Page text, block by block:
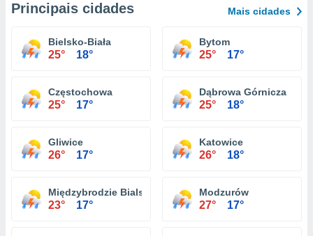
Principais cidades Mais cidades
Bielsko-Biała
25° 18°
Bytom
25° 17°
Częstochowa
25° 17°
Dąbrowa Górnicza
25° 18°
Gliwice
26° 17°
Katowice
26° 18°
Międzybrodzie Bialskie
23° 17°
Modzurów
27° 17°